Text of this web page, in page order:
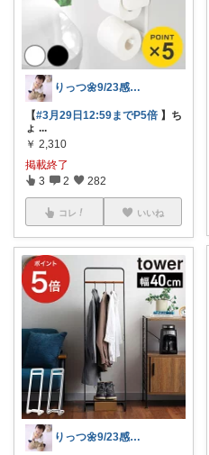
りっつ🌼9/23感謝です🩵
【#3月29日12:59までP5倍 】ち
ょ ...
￥ 2,310
掲載終了
3 2 282
コレ いいね
りっつ🌼9/23感謝です🩵